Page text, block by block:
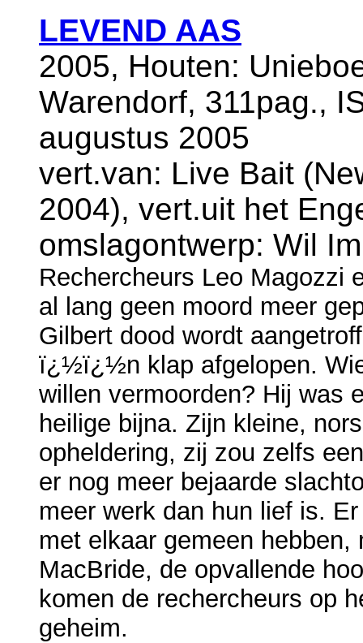
LEVEND AAS
2005, Houten:
Warendorf, 311pag.,
augustus 2005
vert.van: Live Bait
2004), vert.uit het
omslagontwerp: Wil
Rechercheurs Leo Magozzi
al lang geen moord meer
Gilbert dood wordt
ï¿½ï¿½n klap afgelopen.
willen vermoorden? Hij was
heilige bijna. Zijn kleine,
opheldering, zij zou zelfs
er nog meer bejaarde
meer werk dan hun lief is.
met elkaar gemeen
MacBride, de opvallende
komen de rechercheurs op
geheim.